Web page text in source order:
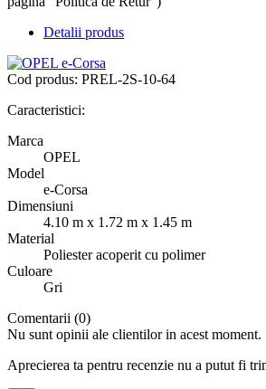
Detalii produs
Cod produs: PREL-2S-10-64
Caracteristici:
Marca
OPEL
Model
e-Corsa
Dimensiuni
4.10 m x 1.72 m x 1.45 m
Material
Poliester acoperit cu polimer
Culoare
Gri
Comentarii (0)
Nu sunt opinii ale clientilor in acest moment.
Aprecierea ta pentru recenzie nu a putut fi